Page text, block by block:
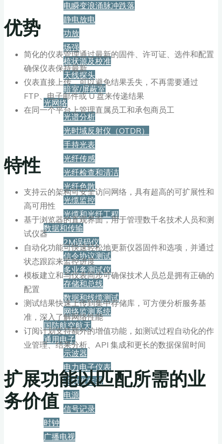
电瞬变浪涌脉冲跌落
静电放电
功放
场强
梳状源及校准
天线探头
暗室/屏蔽室
光网络
光谱分析
光时域反射仪（OTDR）
手持光表
光纤传感
光纤检查和清洁
光纤色散
光缆监控
光缆和光纤工程
数据和传输
2M误码仪
信令协议测试
多业务测试仪
存储和总线
数据和线缆测试
网络监测系统
国防航空航天
通用电子
示波器
电力电子仪表
函数发生器
电源
信号记录
时钟
广播电视
优势
简化的仪表管理通过最新的固件、许可证、选件和配置
确保仪表保持最新
仪表直接上传，可以避免结果丢失，不再需要通过
FTP、电子邮件或 U 盘来传递结果
在同一个平台上管理直属员工和承包商员工
特性
支持云的架构可安全访问网络，具有超高的可扩展性和
高可用性
基于浏览器的直观界面，用于管理数千名技术人员和测
试仪器
自动化功能可快速轻松地更新仪器固件和选项，并通过
状态跟踪来监控进度
模板建立和与仪表同步可确保技术人员总是拥有正确的
配置
测试结果快速上传到集中存储库，可方便分析服务基
准，深入了解网络性能
订阅计划支持额外的增值功能，如测试过程自动化的作
业管理、结果分析、API 集成和更长的数据保留时间
扩展功能以匹配所需的业
务价值